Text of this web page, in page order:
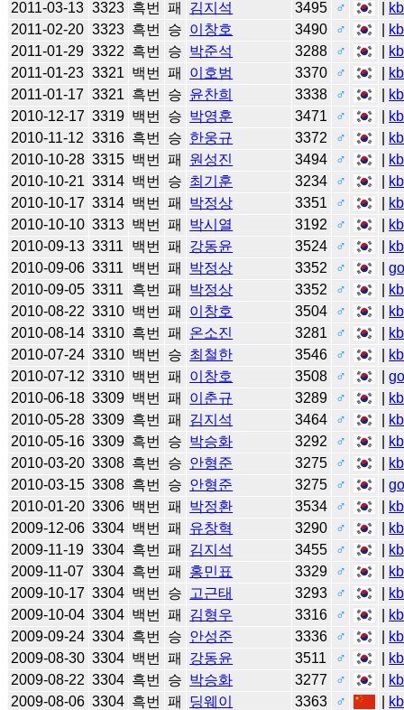
2011-03-13 3323 흑번 패 김지석 3495 ♂
2011-02-20 3323 흑번 승 이창호 3490 ♂
2011-01-29 3322 흑번 승 박준석 3288 ♂
2011-01-23 3321 백번 패 이호범 3370 ♂
2011-01-17 3321 흑번 승 윤찬희 3338 ♂
2010-12-17 3319 백번 승 박영훈 3471 ♂
2010-11-12 3316 흑번 승 한웅규 3372 ♂
2010-10-28 3315 백번 패 원성진 3494 ♂
2010-10-21 3314 백번 승 최기훈 3234 ♂
2010-10-17 3314 백번 패 박정상 3351 ♂
2010-10-10 3313 백번 패 박시열 3192 ♂
2010-09-13 3311 백번 패 강동윤 3524 ♂
2010-09-06 3311 백번 패 박정상 3352 ♂ |
2010-09-05 3311 흑번 패 박정상 3352 ♂
2010-08-22 3310 백번 패 이창호 3504 ♂
2010-08-14 3310 흑번 패 온소진 3281 ♂
2010-07-24 3310 백번 승 최철한 3546 ♂
2010-07-12 3310 백번 패 이창호 3508 ♂ |
2010-06-18 3309 백번 패 이춘규 3289 ♂
2010-05-28 3309 흑번 패 김지석 3464 ♂
2010-05-16 3309 흑번 승 박승화 3292 ♂
2010-03-20 3308 흑번 승 안형준 3275 ♂
2010-03-15 3308 흑번 승 안형준 3275 ♂ |
2010-01-20 3306 백번 패 박정환 3534 ♂
2009-12-06 3304 백번 패 유창혁 3290 ♂
2009-11-19 3304 흑번 패 김지석 3455 ♂
2009-11-07 3304 흑번 패 홍민표 3329 ♂
2009-10-17 3304 백번 승 고근태 3293 ♂
2009-10-04 3304 백번 패 김형우 3316 ♂
2009-09-24 3304 흑번 승 안성준 3336 ♂
2009-08-30 3304 백번 패 강동윤 3511 ♂
2009-08-22 3304 흑번 승 박승화 3277 ♂
2009-08-06 3304 흑번 패 딩웨이 3363 ♂